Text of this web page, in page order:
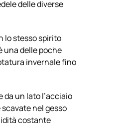
delle diverse
lo stesso spirito
una delle poche
invernale fino
un lato l’acciaio
nel gesso
costante